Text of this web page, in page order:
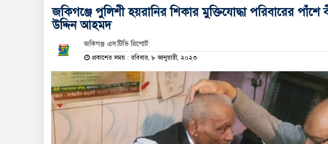
জকিগঞ্জে পুলিশী হয়রানির শিকার মুক্তিযোদ্ধা পরিবারের পাঁশে
উদ্দিন আহমদ
জকিগঞ্জ এস.টিভি রিপোর্ট:
প্রকাশের সময় : রবিবার, ৮ জানুয়ারী, ২০২৩